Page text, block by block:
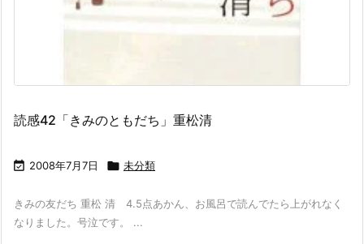
読感42「きみのともだち」重松清
 2008年7月7日  未分類
きみの友だち 重松 清 4.5点あかん、お風呂で読んでたら上がれなく
なりました。号泣です。 ...